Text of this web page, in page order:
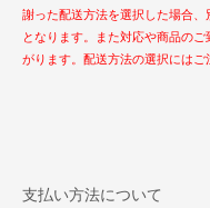
謝った配送方法を選択した場合
となります。また対応や商品の
がります。配送方法の選択にはご
支払い方法について